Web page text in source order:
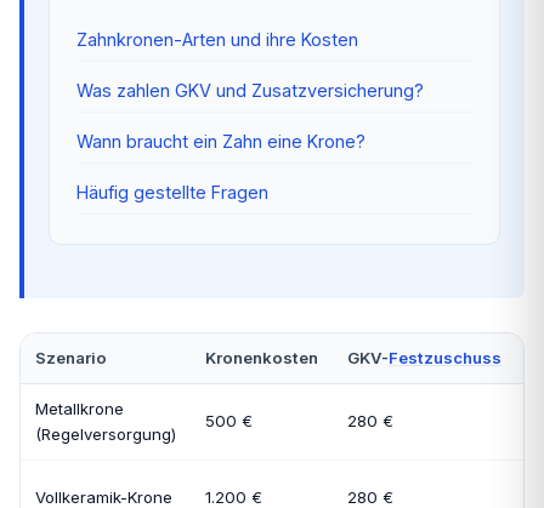
Zahnkronen-Arten und ihre Kosten
Was zahlen GKV und Zusatzversicherung?
Wann braucht ein Zahn eine Krone?
Häufig gestellte Fragen
Szenario Kronenkosten GKV-Festzuschuss
Metallkrone
(Regelversorgung)
500 € 280 €
Vollkeramik-Krone 1.200 € 280 €